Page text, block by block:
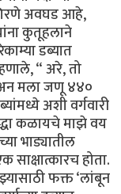
अवघड आहे,
कुतूहलाने
डब्यात
“ अरे, तो
अन मला जणू ४४०
अशी वर्गवारी
कळायचे माझे वय
भाड्यातील
होता.
फक्त ‘लांबून